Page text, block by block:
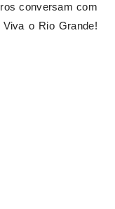
conversam com
o Rio Grande!